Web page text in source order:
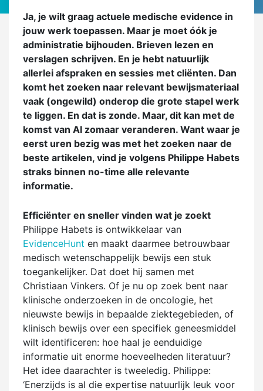
Ja, je wilt graag actuele medische evidence in
jouw werk toepassen. Maar je moet óók je
administratie bijhouden. Brieven lezen en
verslagen schrijven. En je hebt natuurlijk
allerlei afspraken en sessies met cliënten. Dan
komt het zoeken naar relevant bewijsmateriaal
vaak (ongewild) onderop die grote stapel werk
te liggen. En dat is zonde. Maar, dit kan met de
komst van AI zomaar veranderen. Want waar je
eerst uren bezig was met het zoeken naar de
beste artikelen, vind je volgens Philippe Habets
straks binnen no-time alle relevante
informatie.
Efficiënter en sneller vinden wat je zoekt
Philippe Habets is ontwikkelaar van
EvidenceHunt en maakt daarmee betrouwbaar
medisch wetenschappelijk bewijs een stuk
toegankelijker. Dat doet hij samen met
Christiaan Vinkers. Of je nu op zoek bent naar
klinische onderzoeken in de oncologie, het
nieuwste bewijs in bepaalde ziektegebieden, of
klinisch bewijs over een specifiek geneesmiddel
wilt identificeren: hoe haal je eenduidige
informatie uit enorme hoeveelheden literatuur?
Het idee daarachter is tweeledig. Philippe:
‘Enerzijds is al die expertise natuurlijk leuk voor